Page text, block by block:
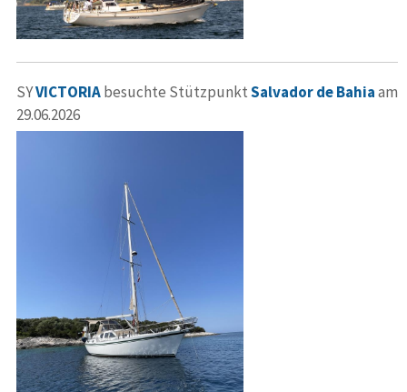
SYVICTORIAbesuchte StützpunktSalvador de Bahiaam
29.06.2026